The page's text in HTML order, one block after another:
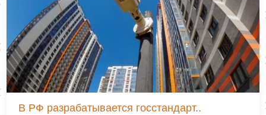
В РФ разрабатывается госстандарт..